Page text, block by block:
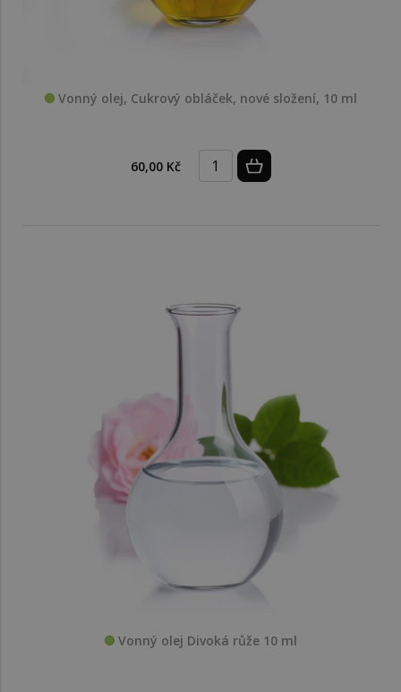
Vonný olej, Cukrový obláček, nové složení, 10 ml
60,00 Kč
Vonný olej Divoká růže 10 ml